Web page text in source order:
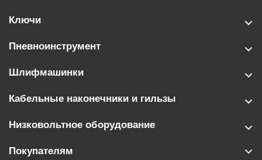
Ключи
Пневноинструмент
Шлифмашинки
Кабельные наконечники и гильзы
Низковольтное оборудование
Покупателям